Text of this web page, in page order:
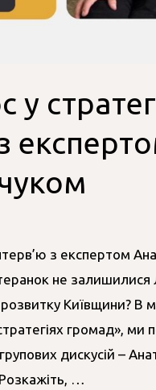
з експертом
не залишилися
Київщини? В
громад», ми
дискусій –
…